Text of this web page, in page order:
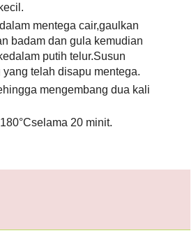
mentega cair,gaulkan
badam dan gula kemudian
putih telur.Susun
yang telah disapu mentega.
mengembang dua kali
20 minit.